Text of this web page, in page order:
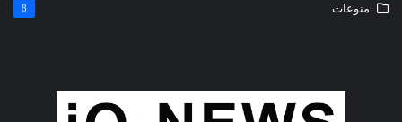
منوعات 8